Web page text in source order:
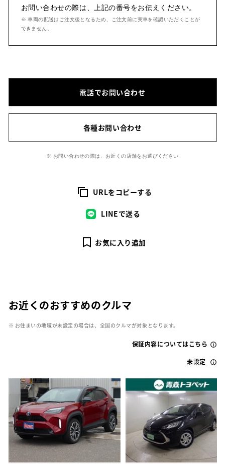
お問い合わせの際は、上記の番号をお伝えください。
※ 車両の配送はご注文後となるため、ご注文前に実車を確認いただくことが
できません。
電話でお問い合わせ
各種お問い合わせ
※ お問い合わせの際は、お近くの店舗をお選びください
URLをコピーする
LINEで送る
お気に入り追加
お近くのおすすめのクルマ
※ お住まいの地域が未設定の場合は、全国のクルマが対象となります。
保証内容についてはこちら
未設定